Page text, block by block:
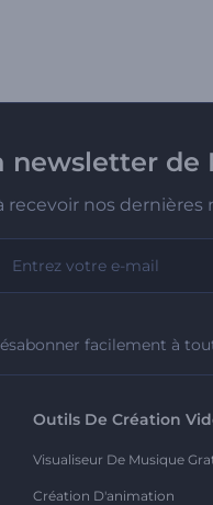
newsletter de
recevoir nos dernières
facilement à
Outils De Création
Visualiseur De Musique
Création D'animation